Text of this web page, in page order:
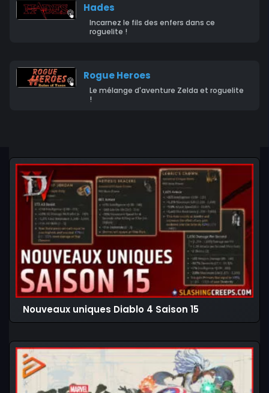
Hades
Incarnez le fils des enfers dans ce
roguelite !
Rogue Heroes
Le mélange d'aventure Zelda et roguelite
!
Nouveaux uniques Diablo 4 Saison 15